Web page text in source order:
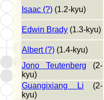
Isaac (?) (1.2-kyu)
Edwin Brady (1.3-kyu)
Albert (?) (1.4-kyu)
Jono Teutenberg (2-
kyu)
Guangixiang Li (2-
kyu)